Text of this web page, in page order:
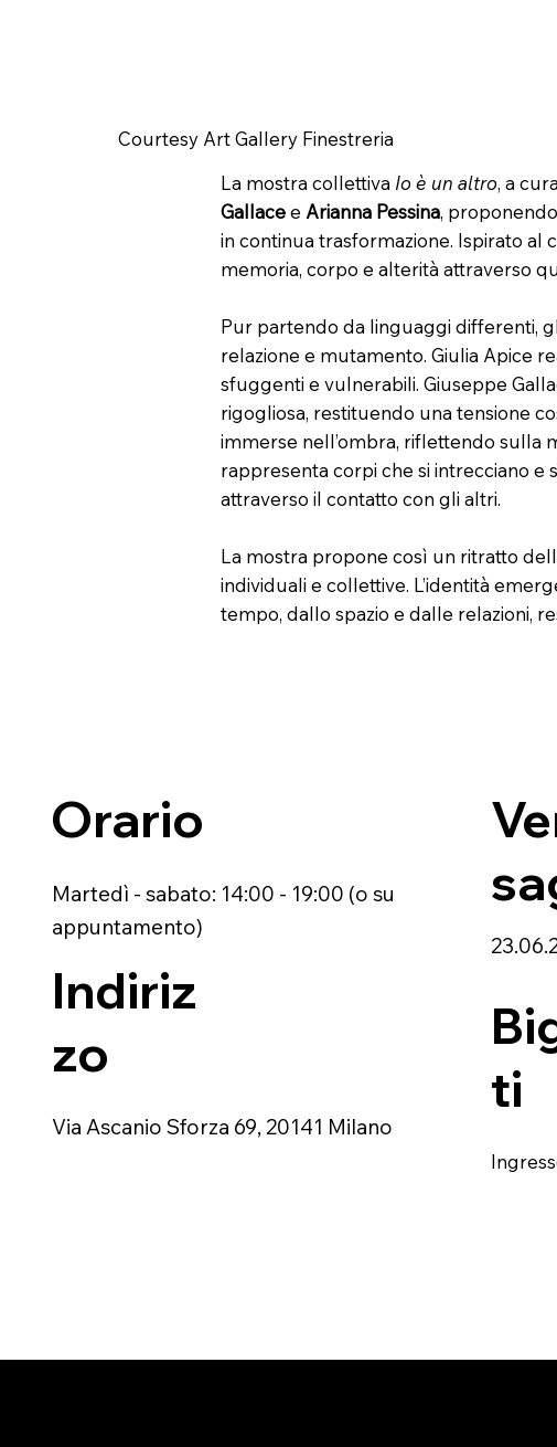
Courtesy Art Gallery Finestreria
La mostra collettiva Io è un altro, a
Gallacee Arianna Pessina,
in continua trasformazione. Ispirato
memoria, corpo e alterità attraverso
Pur partendo da linguaggi differenti,
relazione e mutamento. Giulia Apice
sfuggenti e vulnerabili. Giuseppe
rigogliosa, restituendo una tensione
immerse nell’ombra, riflettendo sulla
rappresenta corpi che si intrecciano
attraverso il contatto con gli altri.
La mostra propone così un ritratto
individuali e collettive. L’identità
tempo, dallo spazio e dalle relazioni,
Orario
Martedì - sabato: 14:00 - 19:00 (o su
appuntamento)
Indiriz
zo
Via Ascanio Sforza 69, 20141 Milano
ti